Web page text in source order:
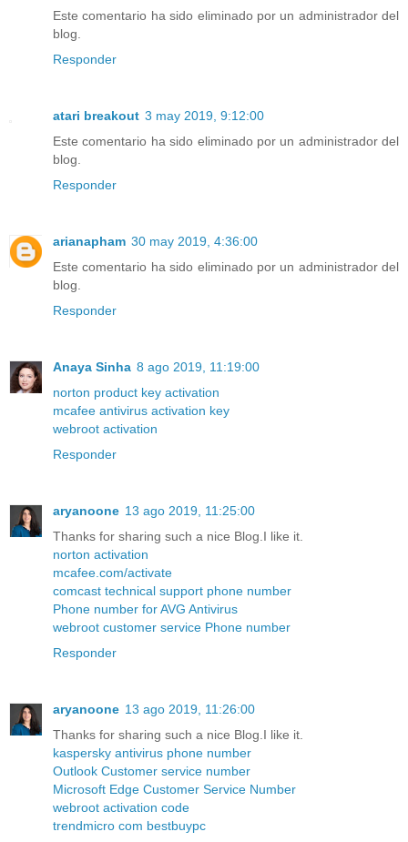
Este comentario ha sido eliminado por un administrador del
blog.
Responder
atari breakout 3 may 2019, 9:12:00
Este comentario ha sido eliminado por un administrador del
blog.
Responder
arianapham 30 may 2019, 4:36:00
Este comentario ha sido eliminado por un administrador del
blog.
Responder
Anaya Sinha 8 ago 2019, 11:19:00
norton product key activation
mcafee antivirus activation key
webroot activation
Responder
aryanoone 13 ago 2019, 11:25:00
Thanks for sharing such a nice Blog.I like it.
norton activation
mcafee.com/activate
comcast technical support phone number
Phone number for AVG Antivirus
webroot customer service Phone number
Responder
aryanoone 13 ago 2019, 11:26:00
Thanks for sharing such a nice Blog.I like it.
kaspersky antivirus phone number
Outlook Customer service number
Microsoft Edge Customer Service Number
webroot activation code
trendmicro com bestbuypc